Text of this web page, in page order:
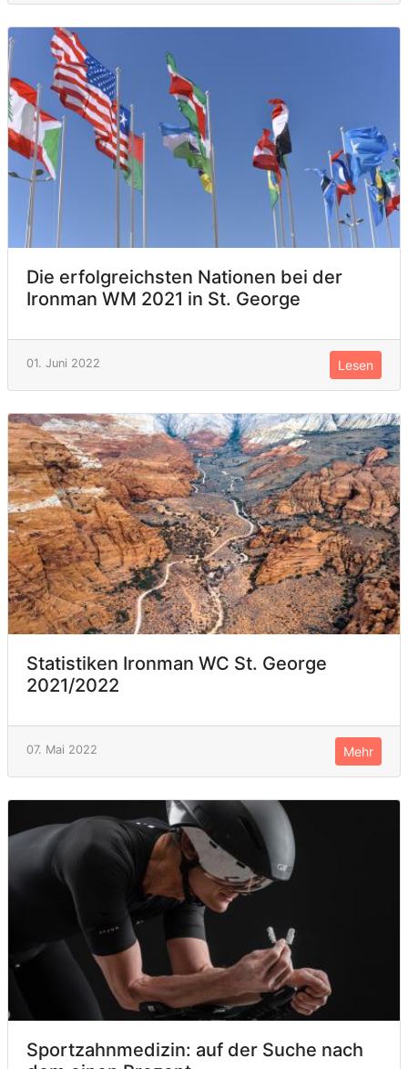
Die erfolgreichsten Nationen bei der
Ironman WM 2021 in St. George
01. Juni 2022 Lesen
Statistiken Ironman WC St. George
2021/2022
07. Mai 2022 Mehr
Sportzahnmedizin: auf der Suche nach